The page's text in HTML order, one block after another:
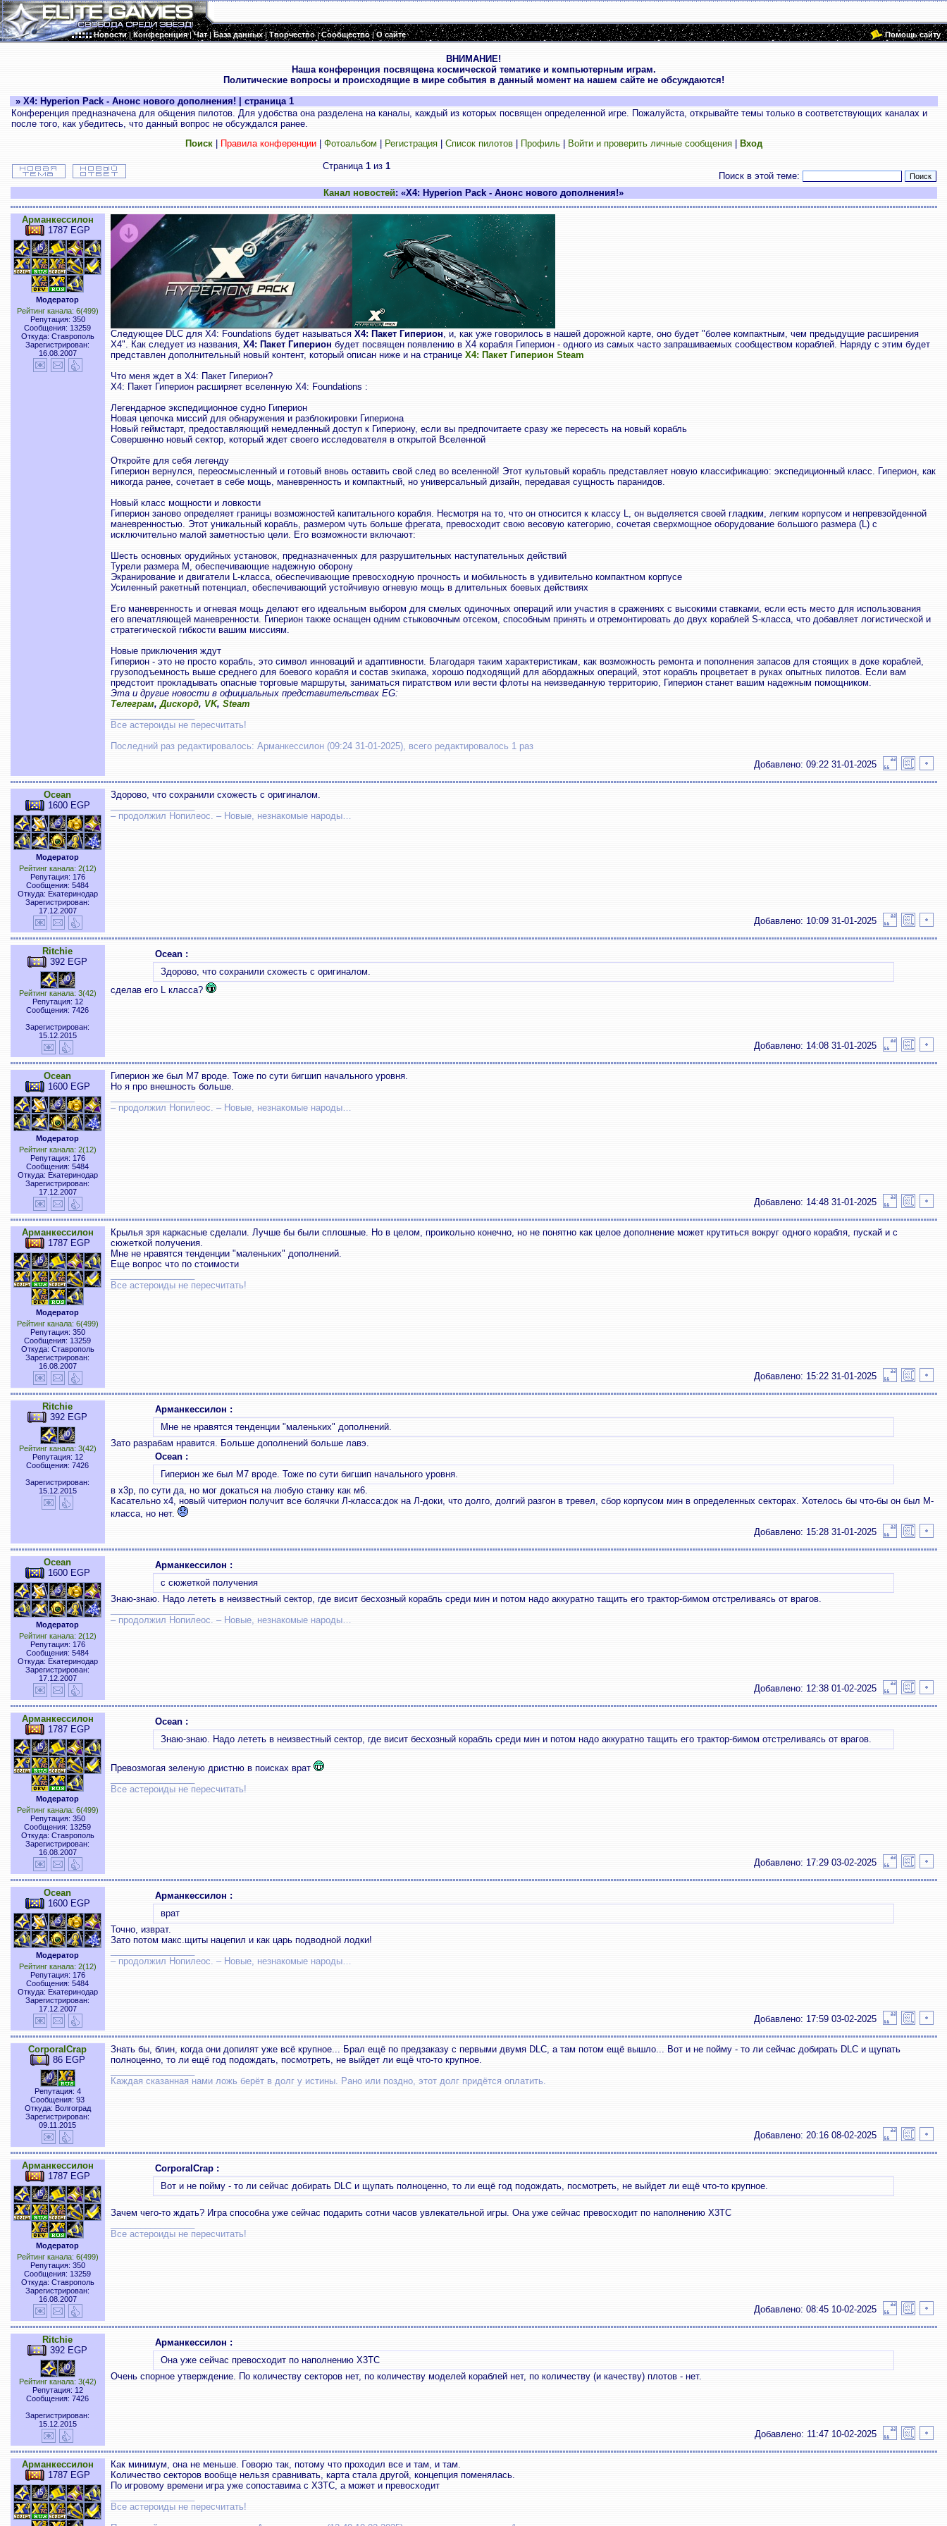
Новости|Конференция|Чат|База данных|Творчество|Сообщество|О сайте Помощь сайту
ВНИМАНИЕ!
Наша конференция посвящена космической тематике и компьютерным играм.
Политические вопросы и происходящие в мире события в данный момент на нашем сайте не обсуждаются!
» X4: Hyperion Pack - Анонс нового дополнения! | страница 1
Конференция предназначена для общения пилотов. Для удобства она разделена на каналы, каждый из которых посвящен определенной игре. Пожалуйста, открывайте темы только в соответствующих каналах и
после того, как убедитесь, что данный вопрос не обсуждался ранее.
Поиск| Правила конференции| Фотоальбом Регистрация| Список пилотов| Профиль| Войти и проверить личные сообщения| Вход
Страница 1 из 1
Поиск в этой теме:
Канал новостей: «X4: Hyperion Pack - Анонс нового дополнения!»
Арманкессилон
1787 EGP
Модератор
Рейтинг канала: 6(499)
Репутация: 350
Сообщения: 13259
Откуда: Ставрополь
Зарегистрирован:
16.08.2007
Следующее DLC для X4: Foundations будет называться X4: Пакет Гиперион, и, как уже говорилось в нашей дорожной карте, оно будет "более компактным, чем предыдущие расширения
X4". Как следует из названия, X4: Пакет Гиперион будет посвящен появлению в X4 корабля Гиперион - одного из самых часто запрашиваемых сообществом кораблей. Наряду с этим будет
представлен дополнительный новый контент, который описан ниже и на странице X4: Пакет Гиперион Steam
Что меня ждет в X4: Пакет Гиперион?
X4: Пакет Гиперион расширяет вселенную X4: Foundations :
Легендарное экспедиционное судно Гиперион
Новая цепочка миссий для обнаружения и разблокировки Гипериона
Новый геймстарт, предоставляющий немедленный доступ к Гипериону, если вы предпочитаете сразу же пересесть на новый корабль
Совершенно новый сектор, который ждет своего исследователя в открытой Вселенной
Откройте для себя легенду
Гиперион вернулся, переосмысленный и готовый вновь оставить свой след во вселенной! Этот культовый корабль представляет новую классификацию: экспедиционный класс. Гиперион, как
никогда ранее, сочетает в себе мощь, маневренность и компактный, но универсальный дизайн, передавая сущность паранидов.
Новый класс мощности и ловкости
Гиперион заново определяет границы возможностей капитального корабля. Несмотря на то, что он относится к классу L, он выделяется своей гладким, легким корпусом и непревзойденной
маневренностью. Этот уникальный корабль, размером чуть больше фрегата, превосходит свою весовую категорию, сочетая сверхмощное оборудование большого размера (L) с
исключительно малой заметностью цели. Его возможности включают:
Шесть основных орудийных установок, предназначенных для разрушительных наступательных действий
Турели размера M, обеспечивающие надежную оборону
Экранирование и двигатели L-класса, обеспечивающие превосходную прочность и мобильность в удивительно компактном корпусе
Усиленный ракетный потенциал, обеспечивающий устойчивую огневую мощь в длительных боевых действиях
Его маневренность и огневая мощь делают его идеальным выбором для смелых одиночных операций или участия в сражениях с высокими ставками, если есть место для использования
его впечатляющей маневренности. Гиперион также оснащен одним стыковочным отсеком, способным принять и отремонтировать до двух кораблей S-класса, что добавляет логистической и
стратегической гибкости вашим миссиям.
Новые приключения ждут
Гиперион - это не просто корабль, это символ инноваций и адаптивности. Благодаря таким характеристикам, как возможность ремонта и пополнения запасов для стоящих в доке кораблей,
грузоподъемность выше среднего для боевого корабля и состав экипажа, хорошо подходящий для абордажных операций, этот корабль процветает в руках опытных пилотов. Если вам
предстоит прокладывать опасные торговые маршруты, заниматься пиратством или вести флоты на неизведанную территорию, Гиперион станет вашим надежным помощником.
Эта и другие новости в официальных представительствах EG:
Телеграм,Дискорд, VK, Steam
Все астероиды не пересчитать!
Последний раз редактировалось: Арманкессилон (09:24 31-01-2025), всего редактировалось 1 раз
Добавлено: 09:22 31-01-2025
Ocean
1600 EGP
Модератор
Рейтинг канала: 2(12)
Репутация: 176
Сообщения: 5484
Откуда: Екатеринодар
Зарегистрирован:
17.12.2007
Здорово, что сохранили схожесть с оригиналом.
– продолжил Нопилеос. – Новые, незнакомые народы…
Добавлено: 10:09 31-01-2025
Ritchie
392 EGP
Рейтинг канала: 3(42)
Репутация: 12
Сообщения: 7426
Зарегистрирован:
15.12.2015
Ocean :
Здорово, что сохранили схожесть с оригиналом.
сделав его L класса?
Добавлено: 14:08 31-01-2025
Ocean
1600 EGP
Модератор
Рейтинг канала: 2(12)
Репутация: 176
Сообщения: 5484
Откуда: Екатеринодар
Зарегистрирован:
17.12.2007
Гиперион же был М7 вроде. Тоже по сути бигшип начального уровня.
Но я про внешность больше.
– продолжил Нопилеос. – Новые, незнакомые народы…
Добавлено: 14:48 31-01-2025
Арманкессилон
1787 EGP
Модератор
Рейтинг канала: 6(499)
Репутация: 350
Сообщения: 13259
Откуда: Ставрополь
Зарегистрирован:
16.08.2007
Крылья зря каркасные сделали. Лучше бы были сплошные. Но в целом, проикольно конечно, но не понятно как целое дополнение может крутиться вокруг одного корабля, пускай и с
сюжеткой получения.
Мне не нравятся тенденции "маленьких" дополнений.
Еще вопрос что по стоимости
Все астероиды не пересчитать!
Добавлено: 15:22 31-01-2025
Ritchie
392 EGP
Рейтинг канала: 3(42)
Репутация: 12
Сообщения: 7426
Зарегистрирован:
15.12.2015
Арманкессилон :
Мне не нравятся тенденции "маленьких" дополнений.
Зато разрабам нравится. Больше дополнений больше лавэ.
Ocean :
Гиперион же был М7 вроде. Тоже по сути бигшип начального уровня.
в х3р, по сути да, но мог докаться на любую станку как м6.
Касательно х4, новый читерион получит все болячки Л-класса:док на Л-доки, что долго, долгий разгон в тревел, сбор корпусом мин в определенных секторах. Хотелось бы что-бы он был М-
класса, но нет.
Добавлено: 15:28 31-01-2025
Ocean
1600 EGP
Модератор
Рейтинг канала: 2(12)
Репутация: 176
Сообщения: 5484
Откуда: Екатеринодар
Зарегистрирован:
17.12.2007
Арманкессилон :
с сюжеткой получения
Знаю-знаю. Надо лететь в неизвестный сектор, где висит бесхозный корабль среди мин и потом надо аккуратно тащить его трактор-бимом отстреливаясь от врагов.
– продолжил Нопилеос. – Новые, незнакомые народы…
Добавлено: 12:38 01-02-2025
Арманкессилон
1787 EGP
Модератор
Рейтинг канала: 6(499)
Репутация: 350
Сообщения: 13259
Откуда: Ставрополь
Зарегистрирован:
16.08.2007
Ocean :
Знаю-знаю. Надо лететь в неизвестный сектор, где висит бесхозный корабль среди мин и потом надо аккуратно тащить его трактор-бимом отстреливаясь от врагов.
Превозмогая зеленую дристню в поисках врат
Все астероиды не пересчитать!
Добавлено: 17:29 03-02-2025
Ocean
1600 EGP
Модератор
Рейтинг канала: 2(12)
Репутация: 176
Сообщения: 5484
Откуда: Екатеринодар
Зарегистрирован:
17.12.2007
Арманкессилон :
врат
Точно, изврат.
Зато потом макс.щиты нацепил и как царь подводной лодки!
– продолжил Нопилеос. – Новые, незнакомые народы…
Добавлено: 17:59 03-02-2025
CorporalCrap
86 EGP
Репутация: 4
Сообщения: 93
Откуда: Волгоград
Зарегистрирован:
09.11.2015
Знать бы, блин, когда они допилят уже всё крупное... Брал ещё по предзаказу с первыми двумя DLC, а там потом ещё вышло... Вот и не пойму - то ли сейчас добирать DLC и щупать
полноценно, то ли ещё год подождать, посмотреть, не выйдет ли ещё что-то крупное.
Каждая сказанная нами ложь берёт в долг у истины. Рано или поздно, этот долг придётся оплатить.
Добавлено: 20:16 08-02-2025
Арманкессилон
1787 EGP
Модератор
Рейтинг канала: 6(499)
Репутация: 350
Сообщения: 13259
Откуда: Ставрополь
Зарегистрирован:
16.08.2007
CorporalCrap :
Вот и не пойму - то ли сейчас добирать DLC и щупать полноценно, то ли ещё год подождать, посмотреть, не выйдет ли ещё что-то крупное.
Зачем чего-то ждать? Игра способна уже сейчас подарить сотни часов увлекательной игры. Она уже сейчас превосходит по наполнению X3TC
Все астероиды не пересчитать!
Добавлено: 08:45 10-02-2025
Ritchie
392 EGP
Рейтинг канала: 3(42)
Репутация: 12
Сообщения: 7426
Зарегистрирован:
15.12.2015
Арманкессилон :
Она уже сейчас превосходит по наполнению X3TC
Очень спорное утверждение. По количеству секторов нет, по количеству моделей кораблей нет, по количеству (и качеству) плотов - нет.
Добавлено: 11:47 10-02-2025
Арманкессилон
1787 EGP
Как минимум, она не меньше. Говорю так, потому что проходил все и там, и там.
Количество секторов вообще нельзя сравнивать, карта стала другой, концепция поменялась.
По игровому времени игра уже сопоставима с X3TC, а может и превосходит
Все астероиды не пересчитать!